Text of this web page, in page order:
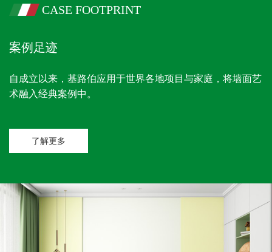
CASE FOOTPRINT
案例足迹
自成立以来，基路伯应用于世界各地项目与家庭，将墙面艺
术融入经典案例中。
了解更多